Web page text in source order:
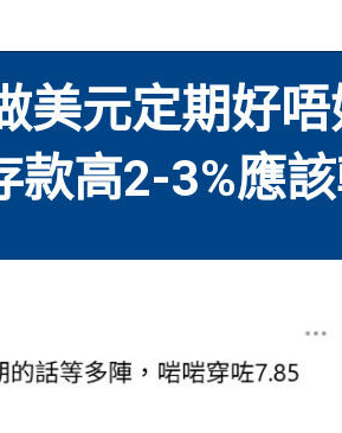
美元定期好
款高2-3%應